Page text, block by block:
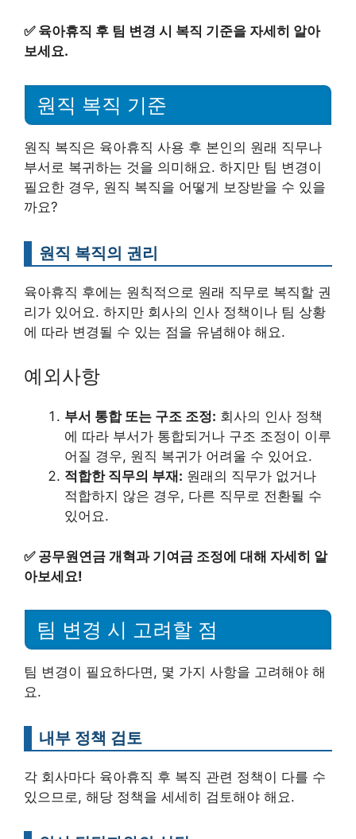
✅ 육아휴직 후 팀 변경 시 복직 기준을 자세히 알아
보세요.
원직 복직 기준
원직 복직은 육아휴직 사용 후 본인의 원래 직무나
부서로 복귀하는 것을 의미해요. 하지만 팀 변경이
필요한 경우, 원직 복직을 어떻게 보장받을 수 있을
까요?
원직 복직의 권리
육아휴직 후에는 원칙적으로 원래 직무로 복직할 권
리가 있어요. 하지만 회사의 인사 정책이나 팀 상황
에 따라 변경될 수 있는 점을 유념해야 해요.
예외사항
부서 통합 또는 구조 조정: 회사의 인사 정책
에 따라 부서가 통합되거나 구조 조정이 이루
어질 경우, 원직 복귀가 어려울 수 있어요.
적합한 직무의 부재: 원래의 직무가 없거나
적합하지 않은 경우, 다른 직무로 전환될 수
있어요.
✅ 공무원연금 개혁과 기여금 조정에 대해 자세히 알
아보세요!
팀 변경 시 고려할 점
팀 변경이 필요하다면, 몇 가지 사항을 고려해야 해
요.
내부 정책 검토
각 회사마다 육아휴직 후 복직 관련 정책이 다를 수
있으므로, 해당 정책을 세세히 검토해야 해요.